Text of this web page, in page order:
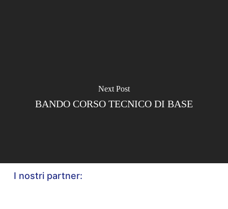
Next Post
BANDO CORSO TECNICO DI BASE
I nostri partner: